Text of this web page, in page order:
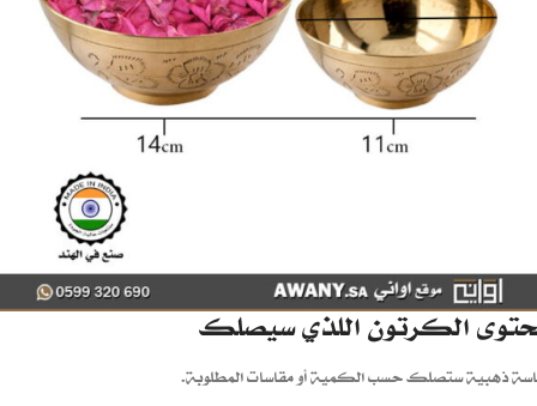
الكرتون اللذي سيصلك
ذهبية ستصلك حسب الكمية أو مقاسات المطلوبة.